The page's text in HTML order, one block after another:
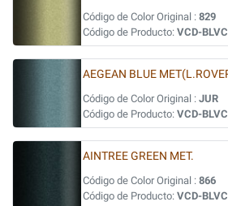
Código de Color Original : 829
Código de Producto: VCD-
AEGEAN BLUE
Código de Color Original : JUR
Código de Producto: VCD-
AINTREE GREEN MET.
Código de Color Original : 866
Código de Producto: VCD-